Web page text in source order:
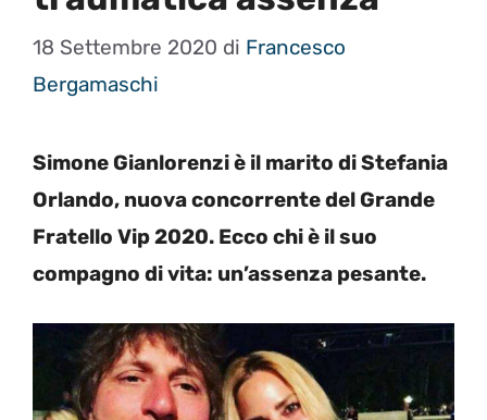
18 Settembre 2020 di Francesco
Bergamaschi
Simone Gianlorenzi è il marito di Stefania
Orlando, nuova concorrente del Grande
Fratello Vip 2020. Ecco chi è il suo
compagno di vita: un’assenza pesante.